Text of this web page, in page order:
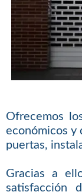
Ofrecemos
económicos y
puertas,
Gracias a
satisfacción